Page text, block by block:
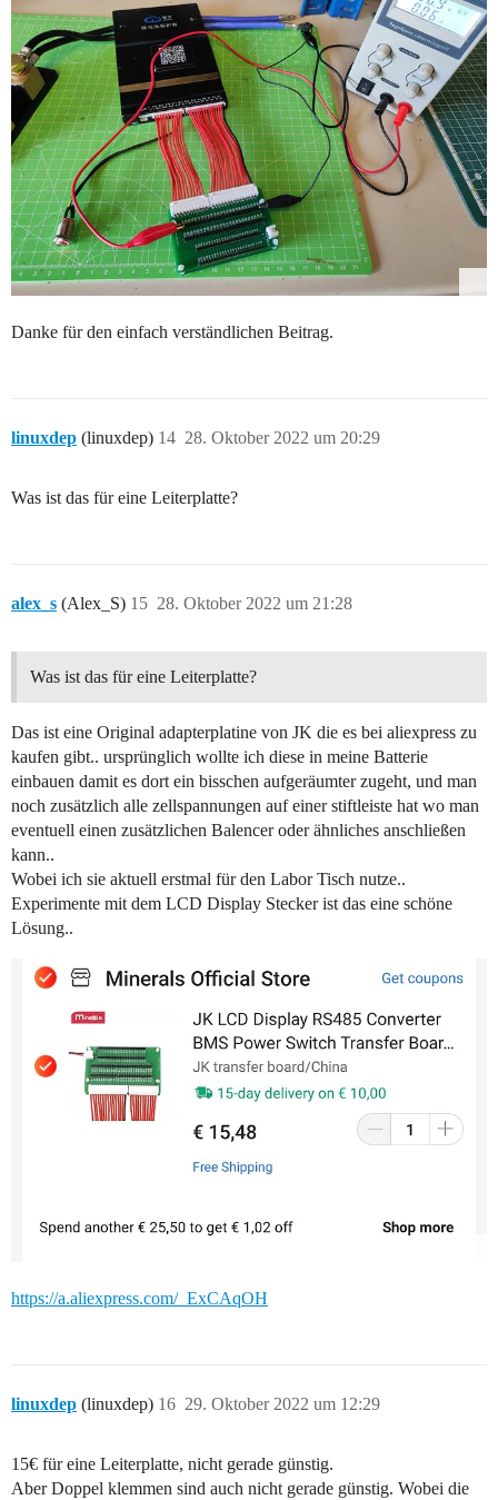
Danke für den einfach verständlichen Beitrag.
linuxdep (linuxdep) 28. Oktober 2022 um 20:29
14
Was ist das für eine Leiterplatte?
alex_s (Alex_S) 28. Oktober 2022 um 21:28
15
Was ist das für eine Leiterplatte?
Das ist eine Original adapterplatine von JK die es bei aliexpress zu
kaufen gibt.. ursprünglich wollte ich diese in meine Batterie
einbauen damit es dort ein bisschen aufgeräumter zugeht, und man
noch zusätzlich alle zellspannungen auf einer stiftleiste hat wo man
eventuell einen zusätzlichen Balencer oder ähnliches anschließen
kann..
Wobei ich sie aktuell erstmal für den Labor Tisch nutze..
Experimente mit dem LCD Display Stecker ist das eine schöne
Lösung..
https://a.aliexpress.com/_ExCAqOH
linuxdep (linuxdep) 29. Oktober 2022 um 12:29
16
15€ für eine Leiterplatte, nicht gerade günstig.
Aber Doppel klemmen sind auch nicht gerade günstig. Wobei die